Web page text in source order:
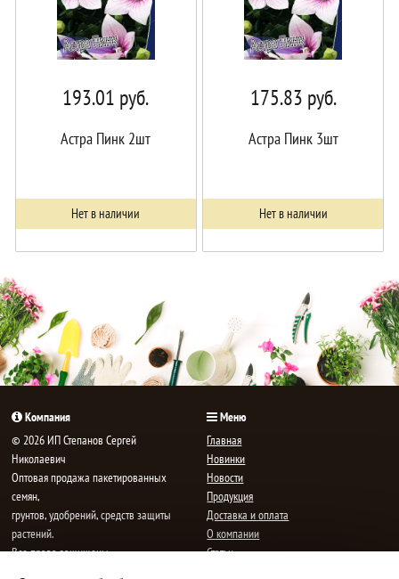
193.01 руб.
Астра Пинк 2шт
Нет в наличии
175.83 руб.
Астра Пинк 3шт
Нет в наличии
Компания
© 2026 ИП Степанов Сергей
Николаевич
Oптовая продажа пакетированных
семян,
грунтов, удобрений, средств защиты
растений.
Все права защищены.
Меню
Главная
Новинки
Новости
Продукция
Доставка и оплата
О компании
Статьи